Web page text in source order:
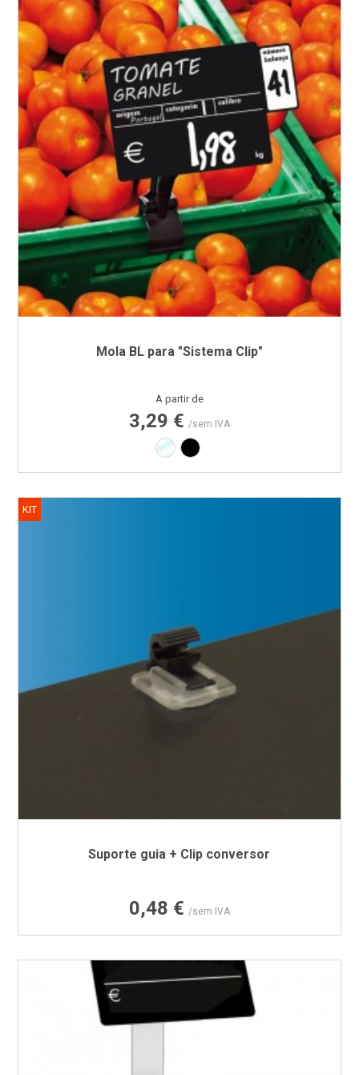
Mola BL para "Sistema Clip"
Preço
A partir de
3,29 € /sem IVA
Transparente
Preto
Suporte guia + Clip conversor
Preço
0,48 € /sem IVA
KIT